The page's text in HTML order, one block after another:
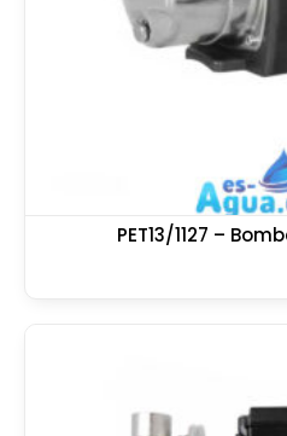
PET13/1127 –